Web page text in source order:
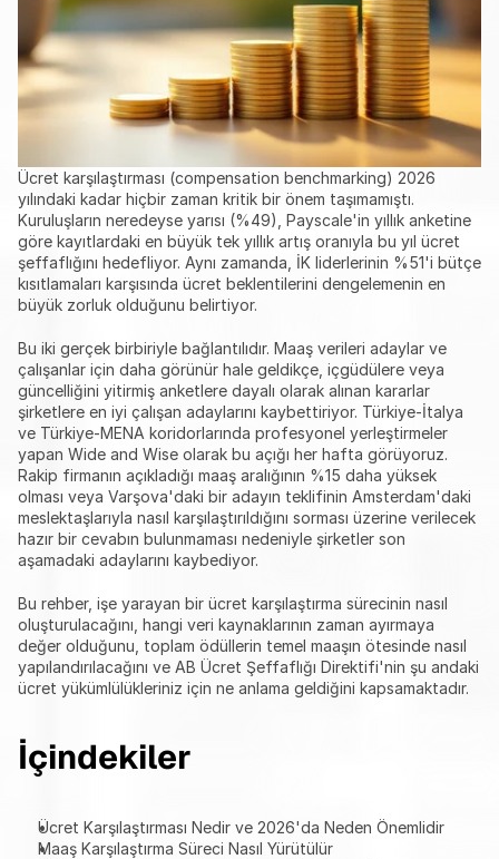
Ücret karşılaştırması (compensation benchmarking) 2026
yılındaki kadar hiçbir zaman kritik bir önem taşımamıştı.
Kuruluşların neredeyse yarısı (%49), Payscale'in yıllık anketine
göre kayıtlardaki en büyük tek yıllık artış oranıyla bu yıl ücret
şeffaflığını hedefliyor. Aynı zamanda, İK liderlerinin %51'i bütçe
kısıtlamaları karşısında ücret beklentilerini dengelemenin en
büyük zorluk olduğunu belirtiyor.
Bu iki gerçek birbiriyle bağlantılıdır. Maaş verileri adaylar ve
çalışanlar için daha görünür hale geldikçe, içgüdülere veya
güncelliğini yitirmiş anketlere dayalı olarak alınan kararlar
şirketlere en iyi çalışan adaylarını kaybettiriyor. Türkiye-İtalya
ve Türkiye-MENA koridorlarında profesyonel yerleştirmeler
yapan Wide and Wise olarak bu açığı her hafta görüyoruz.
Rakip firmanın açıkladığı maaş aralığının %15 daha yüksek
olması veya Varşova'daki bir adayın teklifinin Amsterdam'daki
meslektaşlarıyla nasıl karşılaştırıldığını sorması üzerine verilecek
hazır bir cevabın bulunmaması nedeniyle şirketler son
aşamadaki adaylarını kaybediyor.
Bu rehber, işe yarayan bir ücret karşılaştırma sürecinin nasıl
oluşturulacağını, hangi veri kaynaklarının zaman ayırmaya
değer olduğunu, toplam ödüllerin temel maaşın ötesinde nasıl
yapılandırılacağını ve AB Ücret Şeffaflığı Direktifi'nin şu andaki
ücret yükümlülükleriniz için ne anlama geldiğini kapsamaktadır.
İçindekiler
Ücret Karşılaştırması Nedir ve 2026'da Neden Önemlidir
Maaş Karşılaştırma Süreci Nasıl Yürütülür